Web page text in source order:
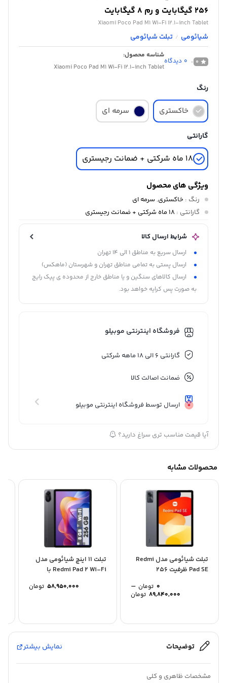
256 گیگابایت و رم 8 گیگابایت
Xiaomi Poco Pad M1 Wi-Fi 12.1-inch Tablet
شیائومی / تبلت شیائومی
0
0 دیدگاه
شناسه محصول:
Xiaomi Poco Pad M1 Wi-Fi 12.1-inch Tablet
رنگ
خاکستری سرمه ای
گارانتی
18 ماه شرکتی + ضمانت رجیستری
ویژگی های محصول
رنگ : خاکستری, سرمه ای
گارانتی : 18 ماه شرکتی + ضمانت رجیستری
شرایط ارسال کالا
ارسال سریع به مناطق 1 الی 14 تهران
ارسال پستی به تمامی مناطق تهران و شهرستان (ماهکس)
ارسال کالاهای سنگین و یا مناطق خارج از محدوده ی پیک رایج
به صورت پس کرایه خواهد بود.
فروشگاه اینترنتی موبیلو
گارانتی 6 الی 18 ماهه شرکتی
ضمانت اصالت کالا
ارسال توسط فروشگاه اینترنتی موبیلو
آیا قیمت مناسب تری سراغ دارید؟
محصولات مشابه
تبلت شیائومی مدل Redmi
Pad SE ظرفیت 256
0 تومان –
89,840,000 تومانPrice
through
89,840,000 تومان
تبلت ۱۱ اینچ شیائومی مدل
Redmi Pad 2 Wi-Fi با
58,950,000 تومان
توضیحات نمایش بیشتر
مشخصات ظاهری و کلی